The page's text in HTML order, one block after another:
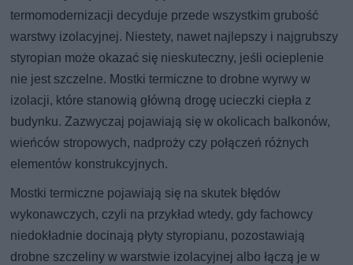
termomodernizacji decyduje przede wszystkim grubość
warstwy izolacyjnej. Niestety, nawet najlepszy i najgrubszy
styropian może okazać się nieskuteczny, jeśli ocieplenie
nie jest szczelne. Mostki termiczne to drobne wyrwy w
izolacji, które stanowią główną drogę ucieczki ciepła z
budynku. Zazwyczaj pojawiają się w okolicach balkonów,
wieńców stropowych, nadproży czy połączeń różnych
elementów konstrukcyjnych.
Mostki termiczne pojawiają się na skutek błędów
wykonawczych, czyli na przykład wtedy, gdy fachowcy
niedokładnie docinają płyty styropianu, pozostawiają
drobne szczeliny w warstwie izolacyjnej albo łączą je w